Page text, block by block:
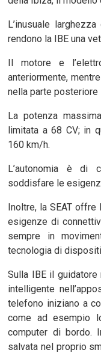
L’inusuale
rendono la IBE una
Il motore e
anteriormente,
nella parte
La potenza
limitata a 68 CV; in
160 km/h.
L’autonomia è di
soddisfare le
Inoltre, la SEAT
esigenze di
sempre in
tecnologia di
Sulla IBE il
intelligente
telefono iniziano a
come ad esempio
computer di bordo.
salvata nel proprio